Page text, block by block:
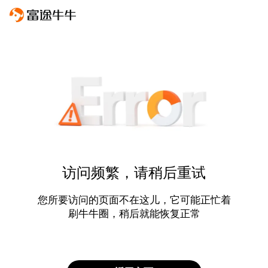
访问频繁，请稍后重试
您所要访问的页面不在这儿，它可能正忙着
刷牛牛圈，稍后就能恢复正常